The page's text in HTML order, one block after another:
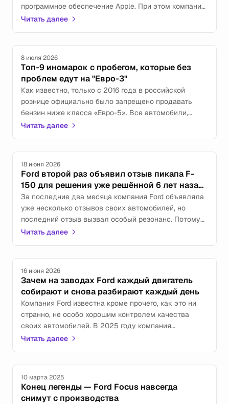
программное обеспечение Apple. При этом компания
отказалась от программного обеспечения Google,
Читать далее
8 июля 2026
Топ-9 иномарок с пробегом, которые без
проблем едут на "Евро-3"
Как известно, только с 2016 года в российской
рознице официально было запрещено продавать
бензин ниже класса «Евро-5». Все автомобили,
выпущенные как минимум за несколько лет до
Читать далее
18 июня 2026
Ford второй раз объявил отзыв пикапа F-
150 для решения уже решённой 6 лет назад
проблемы
За последние два месяца компания Ford объявляла
уже несколько отзывов своих автомобилей, но
последний отзыв вызвал особый резонанс. Потому
что его объявили для решения проблемы, ради
Читать далее
16 июня 2026
Зачем на заводах Ford каждый двигатель
собирают и снова разбирают каждый день
Компания Ford известна кроме прочего, как это ни
странно, не особо хорошим контролем качества
своих автомобилей. В 2025 году компания
установила рекорд – 153 глобальных отзыва. Для
Читать далее
10 марта 2025
Конец легенды — Ford Focus навсегда
снимут с производства